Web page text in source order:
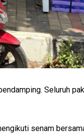
Seluruh
senam